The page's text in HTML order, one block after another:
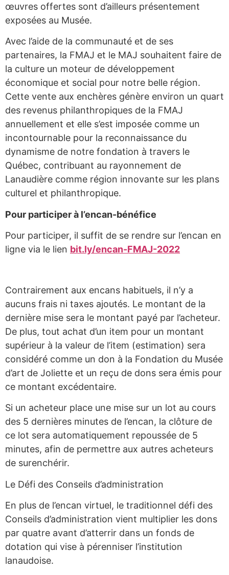
œuvres offertes sont d’ailleurs présentement
exposées au Musée.
Avec l’aide de la communauté et de ses
partenaires, la FMAJ et le MAJ souhaitent faire de
la culture un moteur de développement
économique et social pour notre belle région.
Cette vente aux enchères génère environ un quart
des revenus philanthropiques de la FMAJ
annuellement et elle s’est imposée comme un
incontournable pour la reconnaissance du
dynamisme de notre fondation à travers le
Québec, contribuant au rayonnement de
Lanaudière comme région innovante sur les plans
culturel et philanthropique.
Pour participer à l’encan-bénéfice
Pour participer, il suffit de se rendre sur l’encan en
ligne via le lien bit.ly/encan-FMAJ-2022
Contrairement aux encans habituels, il n’y a
aucuns frais ni taxes ajoutés. Le montant de la
dernière mise sera le montant payé par l’acheteur.
De plus, tout achat d’un item pour un montant
supérieur à la valeur de l’item (estimation) sera
considéré comme un don à la Fondation du Musée
d’art de Joliette et un reçu de dons sera émis pour
ce montant excédentaire.
Si un acheteur place une mise sur un lot au cours
des 5 dernières minutes de l’encan, la clôture de
ce lot sera automatiquement repoussée de 5
minutes, afin de permettre aux autres acheteurs
de surenchérir.
Le Défi des Conseils d’administration
En plus de l’encan virtuel, le traditionnel défi des
Conseils d’administration vient multiplier les dons
par quatre avant d’atterrir dans un fonds de
dotation qui vise à pérenniser l’institution
lanaudoise.